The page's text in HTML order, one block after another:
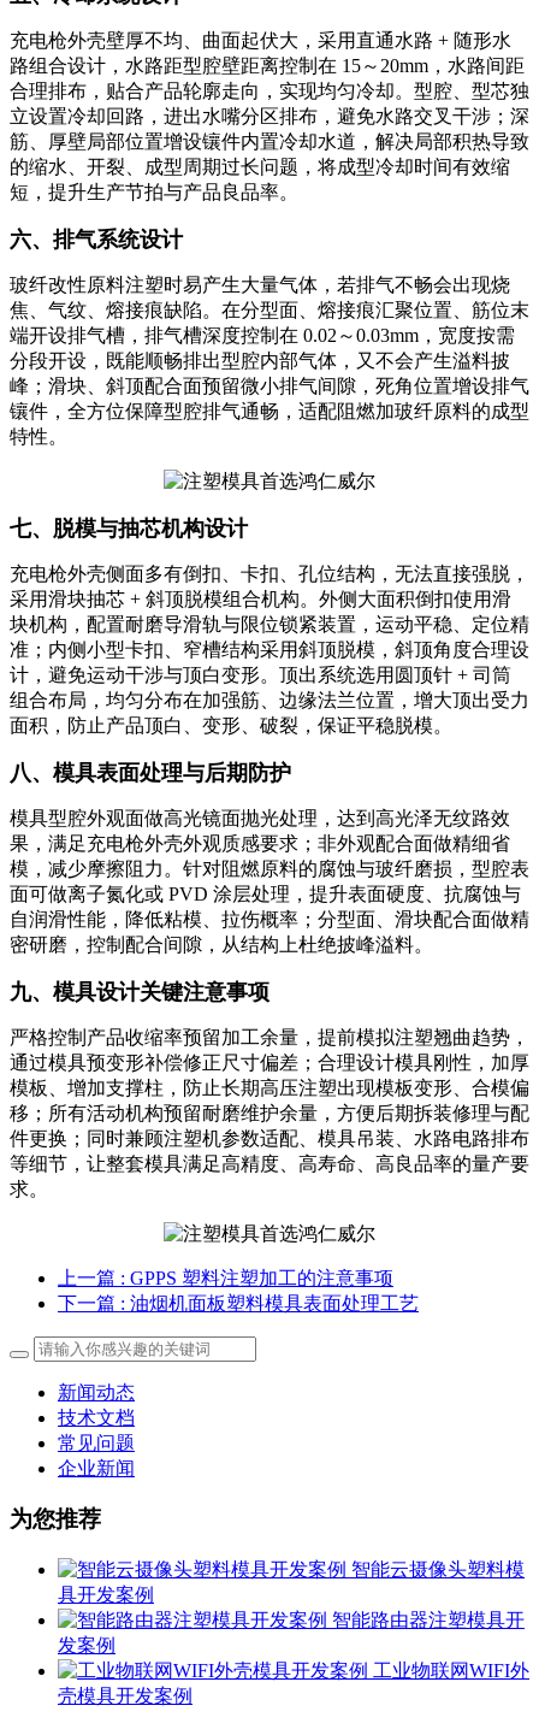
充电枪外壳壁厚不均、曲面起伏大，采用直通水路 + 随形水
路组合设计，水路距型腔壁距离控制在 15～20mm，水路间距
合理排布，贴合产品轮廓走向，实现均匀冷却。型腔、型芯独
立设置冷却回路，进出水嘴分区排布，避免水路交叉干涉；深
筋、厚壁局部位置增设镶件内置冷却水道，解决局部积热导致
的缩水、开裂、成型周期过长问题，将成型冷却时间有效缩
短，提升生产节拍与产品良品率。
六、排气系统设计
玻纤改性原料注塑时易产生大量气体，若排气不畅会出现烧
焦、气纹、熔接痕缺陷。在分型面、熔接痕汇聚位置、筋位末
端开设排气槽，排气槽深度控制在 0.02～0.03mm，宽度按需
分段开设，既能顺畅排出型腔内部气体，又不会产生溢料披
峰；滑块、斜顶配合面预留微小排气间隙，死角位置增设排气
镶件，全方位保障型腔排气通畅，适配阻燃加玻纤原料的成型
特性。
七、脱模与抽芯机构设计
充电枪外壳侧面多有倒扣、卡扣、孔位结构，无法直接强脱，
采用滑块抽芯 + 斜顶脱模组合机构。外侧大面积倒扣使用滑
块机构，配置耐磨导滑轨与限位锁紧装置，运动平稳、定位精
准；内侧小型卡扣、窄槽结构采用斜顶脱模，斜顶角度合理设
计，避免运动干涉与顶白变形。顶出系统选用圆顶针 + 司筒
组合布局，均匀分布在加强筋、边缘法兰位置，增大顶出受力
面积，防止产品顶白、变形、破裂，保证平稳脱模。
八、模具表面处理与后期防护
模具型腔外观面做高光镜面抛光处理，达到高光泽无纹路效
果，满足充电枪外壳外观质感要求；非外观配合面做精细省
模，减少摩擦阻力。针对阻燃原料的腐蚀与玻纤磨损，型腔表
面可做离子氮化或 PVD 涂层处理，提升表面硬度、抗腐蚀与
自润滑性能，降低粘模、拉伤概率；分型面、滑块配合面做精
密研磨，控制配合间隙，从结构上杜绝披峰溢料。
九、模具设计关键注意事项
严格控制产品收缩率预留加工余量，提前模拟注塑翘曲趋势，
通过模具预变形补偿修正尺寸偏差；合理设计模具刚性，加厚
模板、增加支撑柱，防止长期高压注塑出现模板变形、合模偏
移；所有活动机构预留耐磨维护余量，方便后期拆装修理与配
件更换；同时兼顾注塑机参数适配、模具吊装、水路电路排布
等细节，让整套模具满足高精度、高寿命、高良品率的量产要
求。
上一篇 : GPPS 塑料注塑加工的注意事项
下一篇 : 油烟机面板塑料模具表面处理工艺
新闻动态
技术文档
常见问题
企业新闻
为您推荐
智能云摄像头塑料模
具开发案例
智能路由器注塑模具开
发案例
工业物联网WIFI外
壳模具开发案例